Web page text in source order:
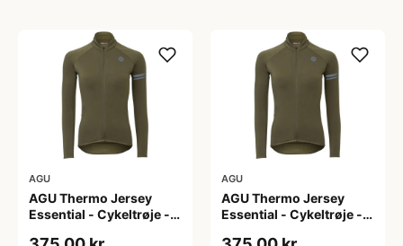
AGU
AGU Thermo Jersey
Essential - Cykeltrøje -
AGU
AGU Thermo Jersey
Essential - Cykeltrøje -